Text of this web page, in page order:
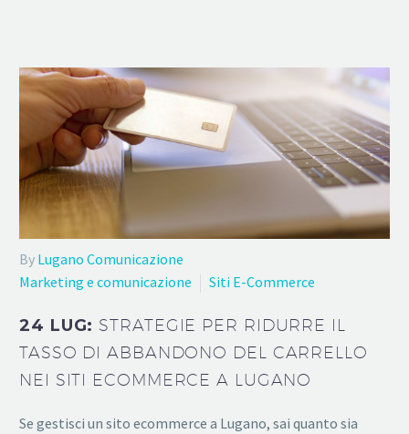
By Lugano Comunicazione
Marketing e comunicazione
Siti E-Commerce
24 LUG: STRATEGIE PER RIDURRE IL
TASSO DI ABBANDONO DEL CARRELLO
NEI SITI ECOMMERCE A LUGANO
Se gestisci un sito ecommerce a Lugano, sai quanto sia